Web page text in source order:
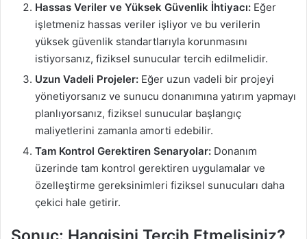
Hassas Veriler ve Yüksek Güvenlik İhtiyacı: Eğer
işletmeniz hassas veriler işliyor ve bu verilerin
yüksek güvenlik standartlarıyla korunmasını
istiyorsanız, fiziksel sunucular tercih edilmelidir.
Uzun Vadeli Projeler: Eğer uzun vadeli bir projeyi
yönetiyorsanız ve sunucu donanımına yatırım yapmayı
planlıyorsanız, fiziksel sunucular başlangıç
maliyetlerini zamanla amorti edebilir.
Tam Kontrol Gerektiren Senaryolar: Donanım
üzerinde tam kontrol gerektiren uygulamalar ve
özelleştirme gereksinimleri fiziksel sunucuları daha
çekici hale getirir.